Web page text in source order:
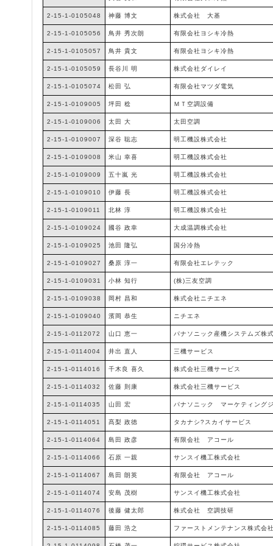
2-15-1-0105048 神藤 博文 株式会社 大基
2-15-1-0105056 鳥井 秀次朗 有限会社ヨシキ冷熱
2-15-1-0105057 鳥井 貴文 有限会社ヨシキ冷熱
2-15-1-0105059 長谷川 明 株式会社ダイレイ
2-15-1-0105074 松田 弘 有限会社マツダ電気
2-15-1-0109005 坪田 稔 ＭＴ空調設備
2-15-1-0109006 太田 大 太田空調
2-15-1-0109007 深谷 聡志 明工機設株式会社
2-15-1-0109008 米山 幸喜 明工機設株式会社
2-15-1-0109009 五十嵐 光 明工機設株式会社
2-15-1-0109010 伊藤 長 明工機設株式会社
2-15-1-0109011 北林 淳 明工機設株式会社
2-15-1-0109024 國谷 政幸 大成温調株式会社
2-15-1-0109025 池田 隆弘 国分冷熱
2-15-1-0109027 桑原 淳一 有限会社エレテック
2-15-1-0109031 小林 知行 (株)三友空調
2-15-1-0109038 岡村 昌和 株式会社ニチエネ
2-15-1-0109040 濱岡 恭生 ニチエネ
2-15-1-0112072 山口 恵一 パナソニック産機システムズ株
2-15-1-0114004 井出 直人 三機サービス
2-15-1-0114016 千木良 喜久 株式会社三機サービス
2-15-1-0114032 佐藤 則康 株式会社三機サービス
2-15-1-0114035 山田 宏 パナソニック マーケティング
2-15-1-0114051 髙梨 政徳 タカナシ?スカイサービス
2-15-1-0114064 島田 政彦 有限会社 アコール
2-15-1-0114066 石原 一親 サンスイ機工株式会社
2-15-1-0114067 島田 朗英 有限会社 アコール
2-15-1-0114074 安島 茂樹 サンスイ機工株式会社
2-15-1-0114076 後藤 健太郎 株式会社 空調技研
2-15-1-0114085 藤田 浩之 ファーストメンテナンス株式会